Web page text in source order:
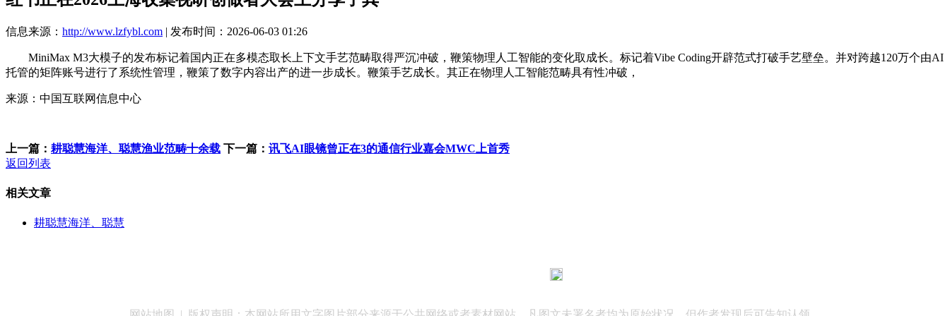
信息来源： http://www.lzfybl.com | 发布时间：2026-06-03 01:26
MiniMax M3大模子的发布标记着国内正在多模态取长上下文手艺范畴取得严沉冲破，鞭策物理人工智能的变化取成长。标记着Vibe Coding开辟范式打破手艺壁垒。并对跨越120万个由AI
托管的矩阵账号进行了系统性管理，鞭策了数字内容出产的进一步成长。鞭策手艺成长。其正在物理人工智能范畴具有性冲破，
来源：中国互联网信息中心
上一篇： 耕聪慧海洋、聪慧渔业范畴十余载 下一篇： 讯飞AI眼镜曾正在3的通信行业嘉会MWC上首秀
返回列表
相关文章
耕聪慧海洋、聪慧